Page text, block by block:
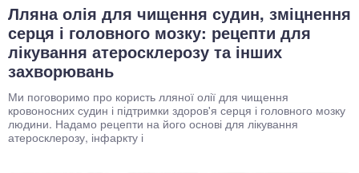
Лляна олія для чищення судин, зміцнення
серця і головного мозку: рецепти для
лікування атеросклерозу та інших
захворювань
Ми поговоримо про користь лляної олії для чищення
кровоносних судин і підтримки здоров'я серця і головного мозку
людини. Надамо рецепти на його основі для лікування
атеросклерозу, інфаркту і